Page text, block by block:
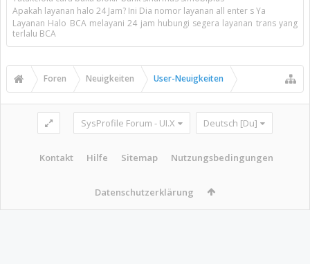
Apakah layanan halo 24 Jam? Ini Dia nomor layanan all enter s Ya
Layanan Halo BCA melayani 24 jam hubungi segera layanan trans yang
terlalu BCA
Foren Neuigkeiten User-Neuigkeiten
SysProfile Forum - UI.X Deutsch [Du]
Kontakt Hilfe Sitemap Nutzungsbedingungen
Datenschutzerklärung